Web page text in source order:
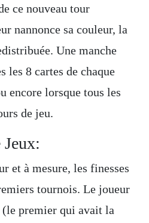
ce nouveau tour
nannonce sa couleur, la
Une manche
les 8 cartes de chaque
encore lorsque tous les
de jeu.
et à mesure, les finesses
tournois. Le joueur
(le premier qui avait la